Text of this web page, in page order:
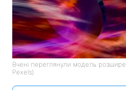
Вчені переглянули модель
Pexels)